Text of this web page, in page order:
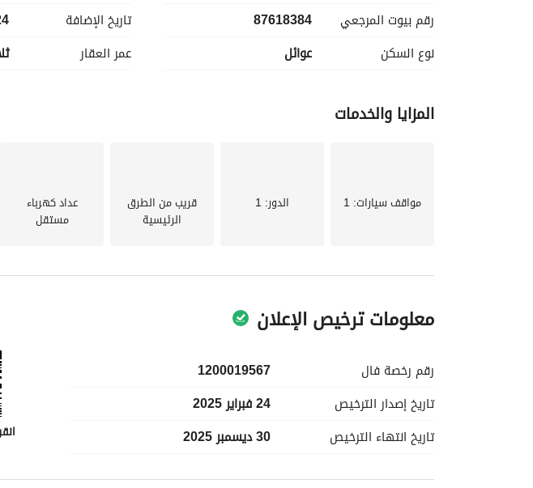
رقم بيوت المرجعي
87618384
نوع السكن
عوائل
تاريخ الإضافة
24
عمر العقار
المزايا والخدمات
مواقف سيارات: 1 الدور: 1 قريب من الطرق
الرئيسية
عداد كهرباء
مستقل
معلومات ترخيص الإعلان
رقم رخصة فال
1200019567
تاريخ إصدار الترخيص
24 فبراير 2025
تاريخ انتهاء الترخيص 30 ديسمبر 2025